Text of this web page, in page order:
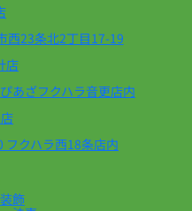
西23条北2丁目17-19
店
あざフクハラ音更店内
クハラ西18条店内
飾